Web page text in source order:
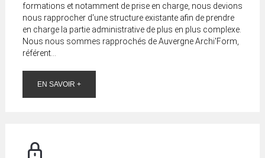
formations et notamment de prise en charge, nous devions
nous rapprocher d'une structure existante afin de prendre
en charge la partie administrative de plus en plus complexe.
Nous nous sommes rapprochés de Auvergne Archi'Form,
référent...
EN SAVOIR +